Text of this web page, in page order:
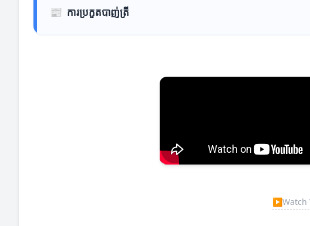
📰 ការប្រកួតបាញ់ត្រី
▶Watch